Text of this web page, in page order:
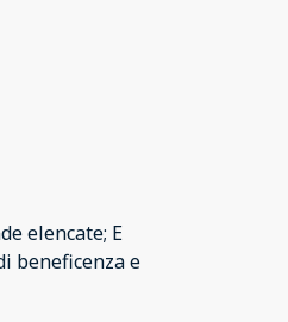
elencate; E
beneficenza e